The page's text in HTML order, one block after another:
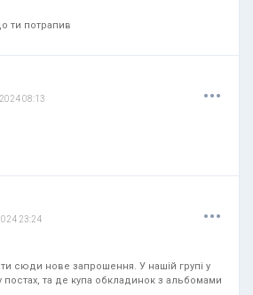
ти потрапив
08:13 ...
23:24 ...
сюди нове запрошення. У нашій групі у
постах, та де купа обкладинок з альбомами